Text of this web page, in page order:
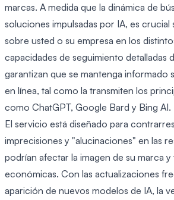
marcas. A medida que la dinámica de
soluciones impulsadas por IA, es crucial
sobre usted o su empresa en los
capacidades de seguimiento detalladas
garantizan que se mantenga informado
en línea, tal como la transmiten los
como ChatGPT, Google Bard y Bing AI.
El servicio está diseñado para
imprecisiones y "alucinaciones" en las
podrían afectar la imagen de su marca
económicas. Con las actualizaciones
aparición de nuevos modelos de IA, la